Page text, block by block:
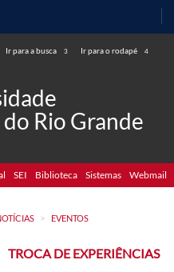
Ir para a busca 3 Ir para o rodapé 4
Rio Grande
SEI Biblioteca Sistemas Webmail
> EVENTOS
TROCA DE EXPERIÊNCIAS